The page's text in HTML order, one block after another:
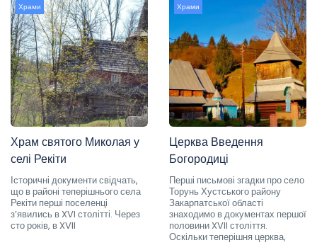
Храми
Храм святого Миколая у
селі Рекіти
Історичні документи свідчать,
що в районі теперішнього села
Рекіти перші поселенці
з’явились в XVI столітті. Через
сто років, в XVII
Храми
Церква Введення
Богородиці
Перші письмові згадки про село
Торунь Хустського району
Закарпатської області
знаходимо в документах першої
половини XVII століття.
Оскільки теперішня церква,